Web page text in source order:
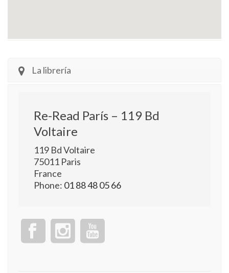
La librería
Re-Read París – 119 Bd
Voltaire
119 Bd Voltaire
75011 Paris
France
Phone: 01 88 48 05 66